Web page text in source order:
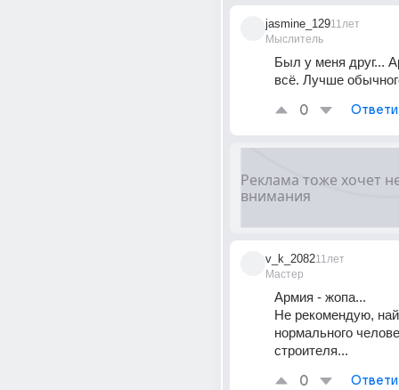
jasmine_129
Мыслитель
11лет
Был у меня друг...
всё. Лучше
0
v_k_2082
Мастер
11лет
Армия - жопа...
Не рекомендую,
нормального
строителя...
0